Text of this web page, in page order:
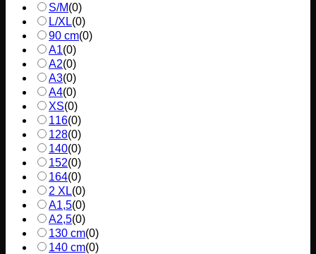
S/M(0)
L/XL(0)
90 cm(0)
A1(0)
A2(0)
A3(0)
A4(0)
XS(0)
116(0)
128(0)
140(0)
152(0)
164(0)
2 XL(0)
A1,5(0)
A2,5(0)
130 cm(0)
140 cm(0)